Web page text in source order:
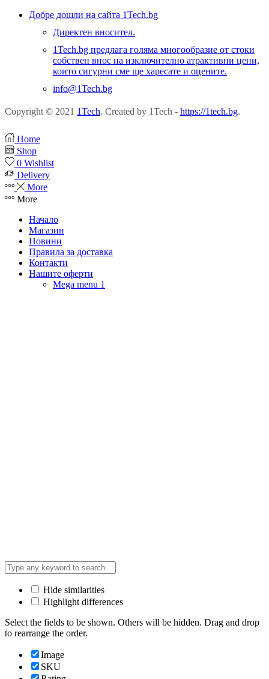
Добре дошли на сайта 1Tech.bg
Директен вносител.
1Tech.bg предлага голяма многообразие от стоки
собствен внос на изключително атрактивни цени,
които сигурни сме ще харесате и оцените.
info@1Tech.bg
Copyright © 2021 1Tech. Created by 1Tech - https://1tech.bg.
Home
Shop
0 Wishlist
Delivery
More
More
Начало
Магазин
Новини
Правила за доставка
Контакти
Нашите оферти
Mega menu 1
Hide similarities
Highlight differences
Select the fields to be shown. Others will be hidden. Drag and drop
to rearrange the order.
Image
SKU